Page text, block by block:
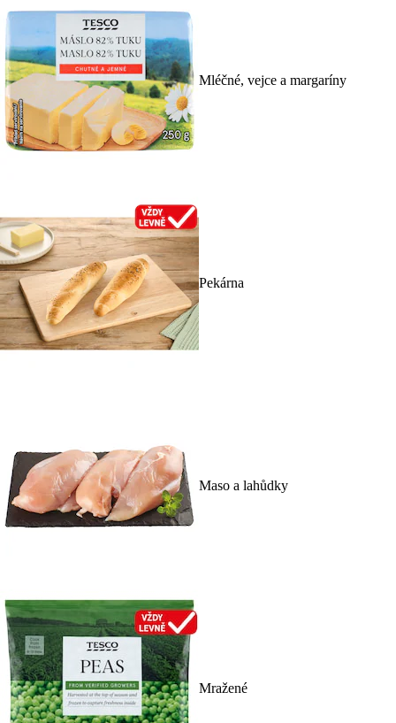
Mléčné, vejce a margaríny
Pekárna
Maso a lahůdky
Mražené